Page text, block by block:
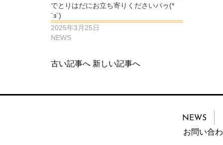
でとりはだにお立ち寄りくださいパゥ(*
´з`)
2025年3月25日
NEWS
古い記事へ 新しい記事へ
NEWS
お問い合